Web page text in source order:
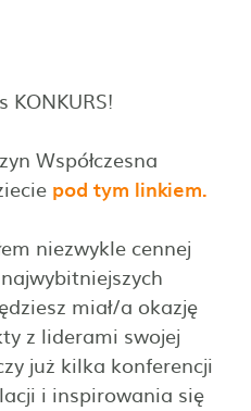
Współczesna
pod tym linkiem.
niezwykle cennej
miał/a okazję
z liderami swojej
już kilka konferencji
i inspirowania się